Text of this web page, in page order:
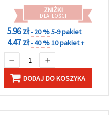
ZNIŻKI
DLA ILOŚCI
5.96 zł- 20 %5-9 pakiet
4.47 zł- 40 %10 pakiet +
DODAJ DO KOSZYKA